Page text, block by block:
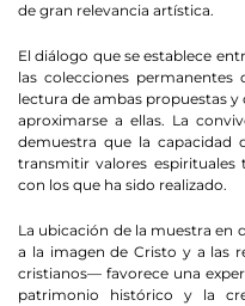
de gran relevancia artística.
El diálogo que se establece
las colecciones
lectura de ambas propuestas
aproximarse a ellas. La
demuestra que la capacidad
transmitir valores
con los que ha sido realizado.
La ubicación de la muestra en
a la imagen de Cristo y a las
cristianos— favorece una
patrimonio histórico y la